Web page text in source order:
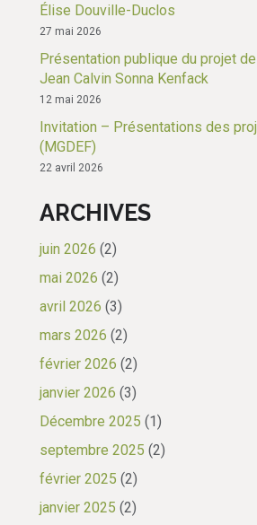
Élise Douville-Duclos
27 mai 2026
Présentation publique du projet
Jean Calvin Sonna Kenfack
12 mai 2026
Invitation – Présentations des
(MGDEF)
22 avril 2026
ARCHIVES
juin 2026 (2)
mai 2026 (2)
avril 2026 (3)
mars 2026 (2)
février 2026 (2)
janvier 2026 (3)
Décembre 2025 (1)
septembre 2025 (2)
février 2025 (2)
janvier 2025 (2)